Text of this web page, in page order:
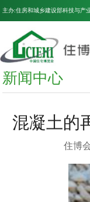
主办:住房和城乡建设部科技与
新闻中心
混凝土的
住博